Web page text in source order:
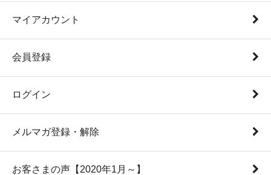
マイアカウント
会員登録
ログイン
メルマガ登録・解除
お客さまの声【2020年1月～】